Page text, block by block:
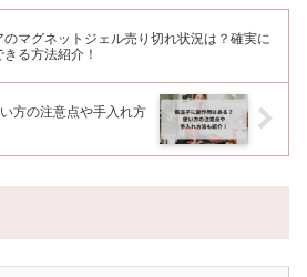
のマグネットジェル売り切れ状況は？確実に
る方法紹介！
方の注意点や手入れ方